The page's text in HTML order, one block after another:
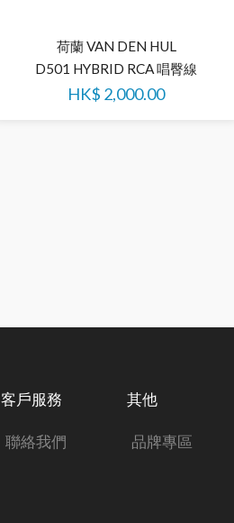
荷蘭 VAN DEN HUL
D501 HYBRID RCA 唱臀線
HK$ 2,000.00
客戶服務
聯絡我們
其他
品牌專區